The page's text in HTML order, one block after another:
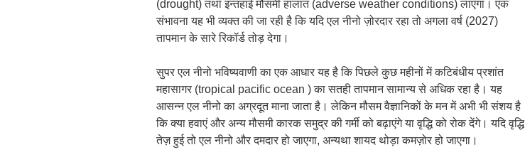
(drought) तथा इन्तहाई मौसमी हालात (adverse weather conditions) लाएगा। एक
संभावना यह भी व्यक्त की जा रही है कि यदि एल नीनो ज़ोरदार रहा तो अगला वर्ष (2027)
तापमान के सारे रिकॉर्ड तोड़ देगा।
सुपर एल नीनो भविष्यवाणी का एक आधार यह है कि पिछले कुछ महीनों में कटिबंधीय प्रशांत
महासागर (tropical pacific ocean ) का सतही तापमान सामान्य से अधिक रहा है। यह
आसन्न एल नीनो का अग्रदूत माना जाता है। लेकिन मौसम वैज्ञानिकों के मन में अभी भी संशय है
कि क्या हवाएं और अन्य मौसमी कारक समुद्र की गर्मी को बढ़ाएंगे या वृद्धि को रोक देंगे। यदि वृद्धि
तेज़ हुई तो एल नीनो और दमदार हो जाएगा, अन्यथा शायद थोड़ा कमज़ोर हो जाएगा।